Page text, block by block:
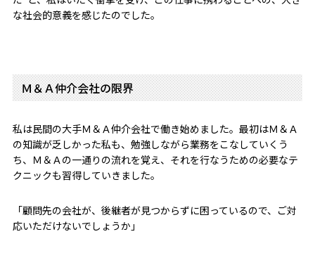
な社会的意義を感じたのでした。
Ｍ＆Ａ仲介会社の限界
私は民間の大手Ｍ＆Ａ仲介会社で働き始めました。最初はＭ＆Ａ
の知識が乏しかった私も、勉強しながら業務をこなしていくう
ち、Ｍ＆Ａの一通りの流れを覚え、それを行なうための必要なテ
クニックも習得していきました。
「顧問先の会社が、後継者が見つからずに困っているので、ご対
応いただけないでしょうか――」